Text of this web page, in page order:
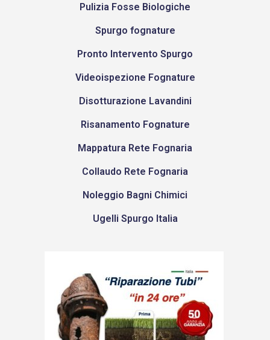
Pulizia Fosse Biologiche
Spurgo fognature
Pronto Intervento Spurgo
Videoispezione Fognature
Disotturazione Lavandini
Risanamento Fognature
Mappatura Rete Fognaria
Collaudo Rete Fognaria
Noleggio Bagni Chimici
Ugelli Spurgo Italia